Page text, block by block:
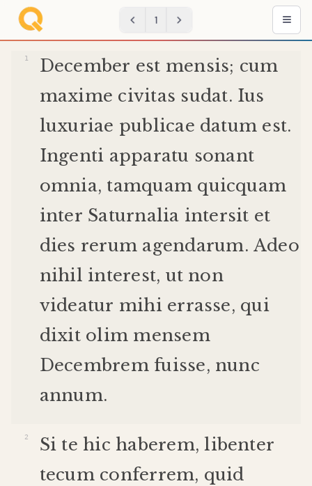
1
December est mensis; cum
maxime civitas sudat. Ius
luxuriae publicae datum est.
Ingenti apparatu sonant
omnia, tamquam quicquam
inter Saturnalia intersit et
dies rerum agendarum. Adeo
nihil interest, ut non
videatur mihi errasse, qui
dixit olim mensem
Decembrem fuisse, nunc
annum.
Si te hic haberem,libenter
tecum conferrem, quid